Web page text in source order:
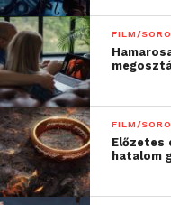
A programot VR
médiaszakértőkkel
ki. AVR Talks
dokumentálásának
és valódi erőszak, a
színházi alkalmazása.
bontása
ITT
FILM/
FILM/
Előzetes
hatalom